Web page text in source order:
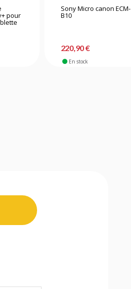
pour
Sony Micro canon ECM-
B10
220,90 €
En stock